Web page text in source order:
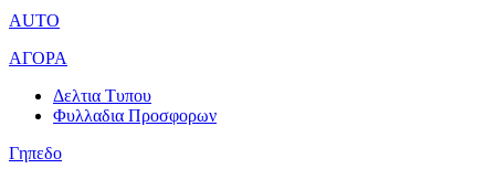
AUTO
ΑΓΟΡΑ
Δελτια Τυπου
Φυλλαδια Προσφορων
Γηπεδο